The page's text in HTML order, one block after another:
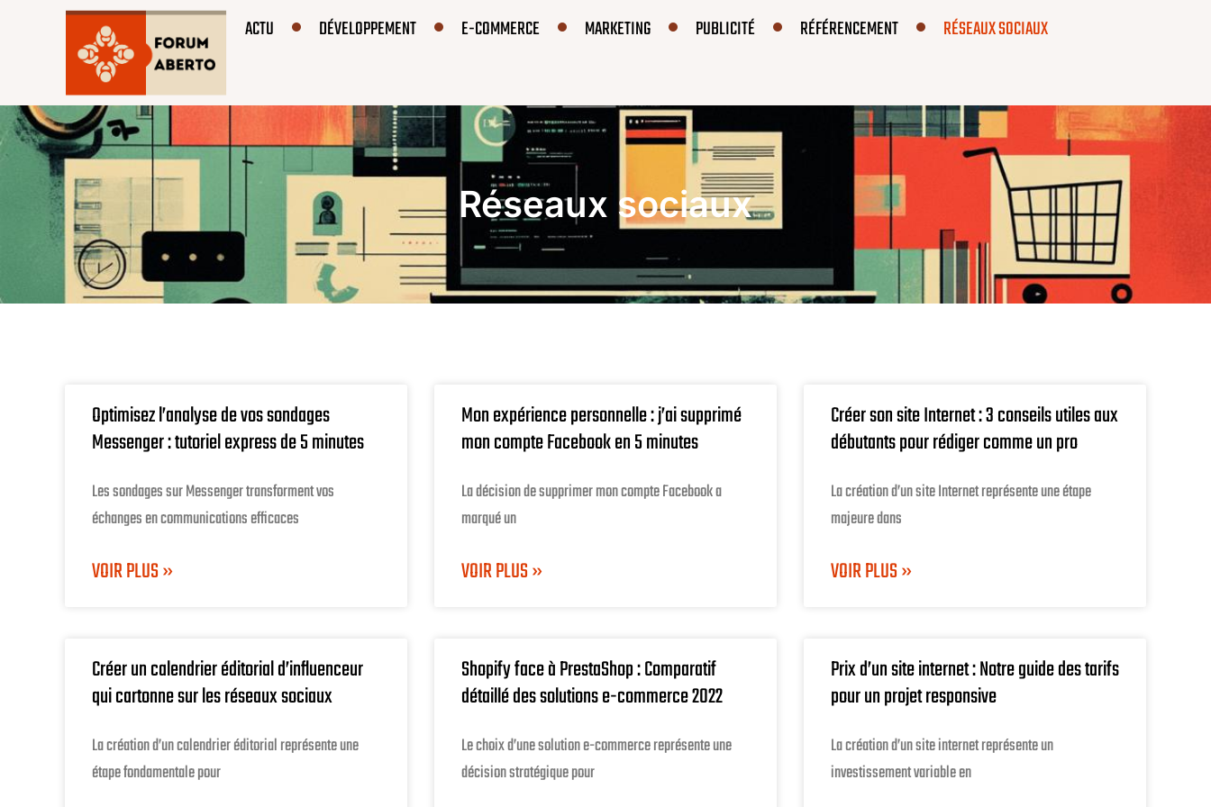
ACTU DÉVELOPPEMENT E-COMMERCE MARKETING PUBLICITÉ RÉFÉRENCEMENT RÉSEAUX SOCIAUX
Réseaux sociaux
Optimisez l’analyse de vos sondages
Messenger : tutoriel express de 5 minutes
Les sondages sur Messenger transforment vos
échanges en communications efficaces
VOIR PLUS »
Mon expérience personnelle : j’ai supprimé
mon compte Facebook en 5 minutes
La décision de supprimer mon compte Facebook a
marqué un
VOIR PLUS »
Créer son site Internet : 3 conseils utiles aux
débutants pour rédiger comme un pro
La création d’un site Internet représente une étape
majeure dans
VOIR PLUS »
Créer un calendrier éditorial d’influenceur
qui cartonne sur les réseaux sociaux
La création d’un calendrier éditorial représente une
étape fondamentale pour
Shopify face à PrestaShop : Comparatif
détaillé des solutions e-commerce 2022
Le choix d’une solution e-commerce représente une
décision stratégique pour
Prix d’un site internet : Notre guide des tarifs
pour un projet responsive
La création d’un site internet représente un
investissement variable en